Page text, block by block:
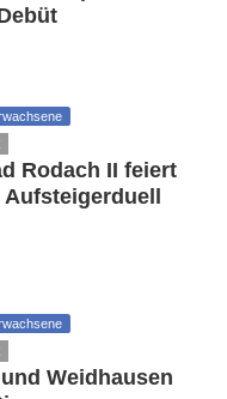
Rodach II feiert
Weidhausen